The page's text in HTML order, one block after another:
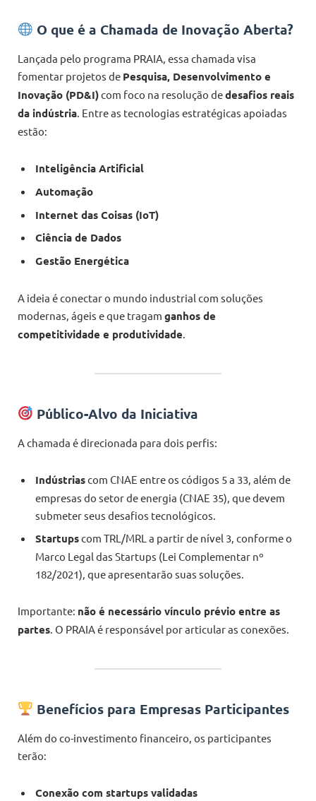
O que é a Chamada de Inovação Aberta?
Lançada pelo programa PRAIA, essa chamada visa
fomentar projetos de Pesquisa, Desenvolvimento e
Inovação (PD&I)com foco na resolução dedesafios reais
da indústria. Entre as tecnologias estratégicas apoiadas
estão:
Inteligência Artificial
Automação
Internet das Coisas (IoT)
Ciência de Dados
Gestão Energética
A ideia é conectar o mundo industrial com soluções
modernas, ágeis e que tragam ganhos de
competitividade e produtividade
Público-Alvo da Iniciativa
A chamada é direcionada para dois perfis:
Indústriascom CNAE entre os códigos 5 a 33, além de
empresas do setor de energia (CNAE 35), que devem
submeter seus desafios tecnológicos.
Startupscom TRL/MRL a partir de nível 3, conforme o
Marco Legal das Startups (Lei Complementar nº
182/2021), que apresentarão suas soluções.
Importante: não é necessário vínculo prévio entre as
partes . O PRAIA é responsável por articular as conexões.
Benefícios para Empresas Participantes
Além do co-investimento financeiro, os participantes
terão:
Conexão com startups validadas